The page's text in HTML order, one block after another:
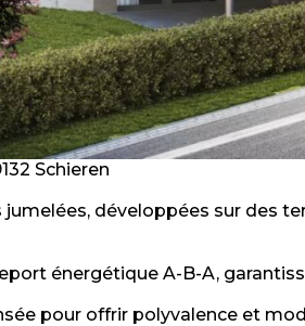
Schieren
développées sur des
énergétique A-B-A,
pour offrir polyvalence et